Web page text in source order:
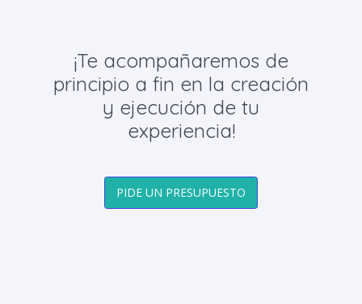
¡Te acompañaremos de
principio a fin en la creación
y ejecución de tu
experiencia!
PIDE UN PRESUPUESTO